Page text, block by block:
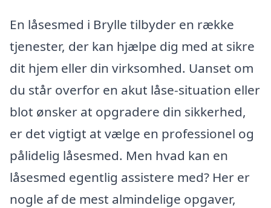
En låsesmed i Brylle tilbyder en række
tjenester, der kan hjælpe dig med at sikre
dit hjem eller din virksomhed. Uanset om
du står overfor en akut låse-situation eller
blot ønsker at opgradere din sikkerhed,
er det vigtigt at vælge en professionel og
pålidelig låsesmed. Men hvad kan en
låsesmed egentlig assistere med? Her er
nogle af de mest almindelige opgaver,